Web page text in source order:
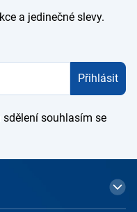
a jedinečné slevy.
Přihlásit
souhlasím se